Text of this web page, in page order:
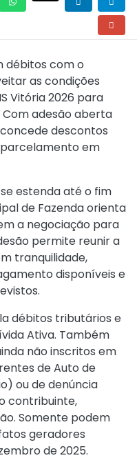
débitos com o
as condições
Vitória 2026 para
Com adesão aberta
descontos
em
estenda até o fim
de Fazenda orienta
a negociação para
permite reunir a
tranquilidade,
disponíveis e
débitos tributários e
Ativa. Também
não inscritos em
de Auto de
ou de denúncia
contribuinte,
Somente podem
geradores
de 2025.